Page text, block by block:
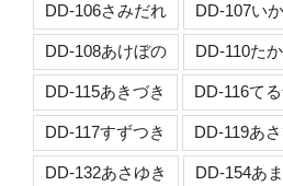
DD-106さみだれ DD-107い
DD-108あけぼの DD-110た
DD-115あきづき DD-116て
DD-117すずつき DD-119あ
DD-132あさゆき DD-154あ